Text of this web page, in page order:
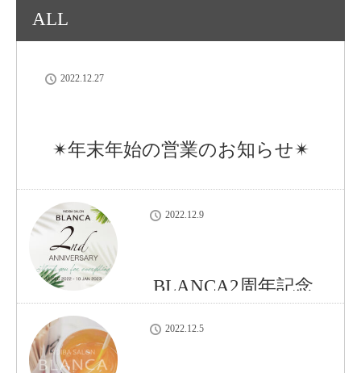
ALL
2022.12.27
✴︎年末年始の営業のお知らせ✴︎
2022.12.9
BLANCA2周年記念
2022.12.5